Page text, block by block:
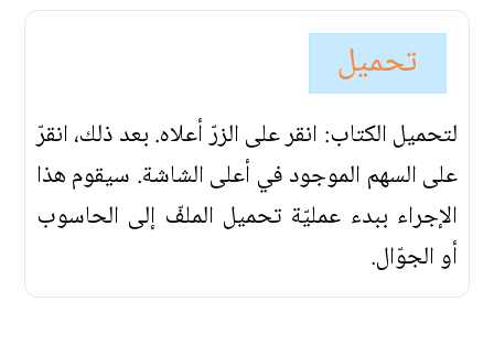
تحميل
لتحميل الكتاب: انقر على الزرّ أعلاه. بعد ذلك، انقرّ
على السهم الموجود في أعلى الشاشة. سيقوم هذا
الإجراء ببدء عمليّة تحميل الملفّ إلى الحاسوب
أو الجوّال.